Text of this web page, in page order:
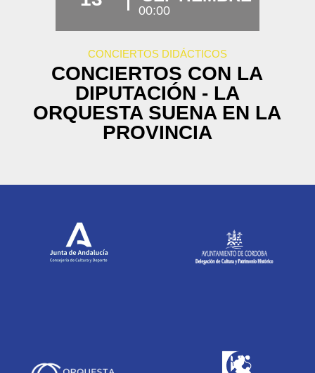
00:00
CONCIERTOS DIDÁCTICOS
CONCIERTOS CON LA
DIPUTACIÓN - LA
ORQUESTA SUENA EN LA
PROVINCIA